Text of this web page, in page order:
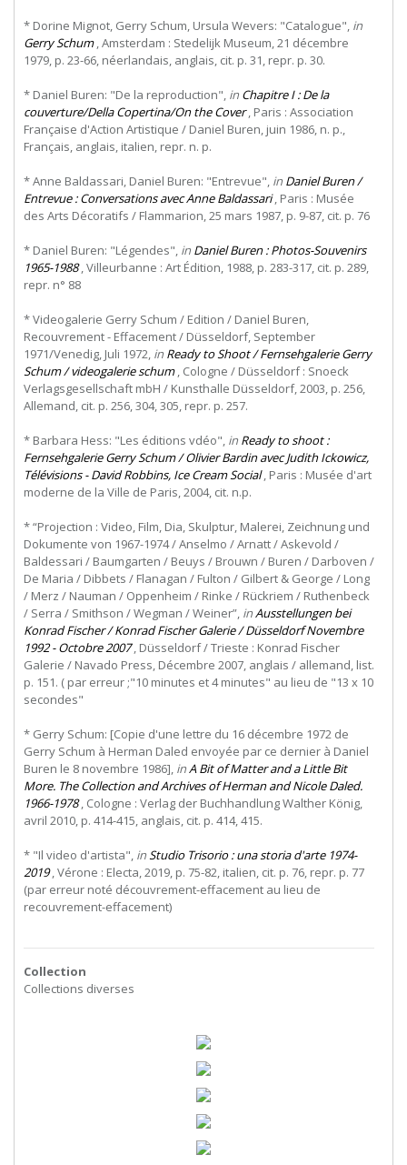
* Dorine Mignot, Gerry Schum, Ursula Wevers: "Catalogue", in
Gerry Schum, Amsterdam : Stedelijk Museum, 21 décembre
1979, p. 23-66, néerlandais, anglais, cit. p. 31, repr. p. 30.
* Daniel Buren: "De la reproduction", in Chapitre I : De la
couverture/Della Copertina/On the Cover, Paris : Association
Française d'Action Artistique / Daniel Buren, juin 1986, n. p.,
Français, anglais, italien, repr. n. p.
* Anne Baldassari, Daniel Buren: "Entrevue", in Daniel Buren /
Entrevue : Conversations avec Anne Baldassari, Paris : Musée
des Arts Décoratifs / Flammarion, 25 mars 1987, p. 9-87, cit. p. 76
* Daniel Buren: "Légendes", in Daniel Buren : Photos-Souvenirs
1965-1988, Villeurbanne : Art Édition, 1988, p. 283-317, cit. p. 289,
repr. n° 88
* Videogalerie Gerry Schum / Edition / Daniel Buren,
Recouvrement - Effacement / Düsseldorf, September
1971/Venedig, Juli 1972, in Ready to Shoot / Fernsehgalerie Gerry
Schum / videogalerie schum, Cologne / Düsseldorf : Snoeck
Verlagsgesellschaft mbH / Kunsthalle Düsseldorf, 2003, p. 256,
Allemand, cit. p. 256, 304, 305, repr. p. 257.
* Barbara Hess: "Les éditions vdéo", in Ready to shoot :
Fernsehgalerie Gerry Schum / Olivier Bardin avec Judith Ickowicz,
Télévisions - David Robbins, Ice Cream Social, Paris : Musée d'art
moderne de la Ville de Paris, 2004, cit. n.p.
* “Projection : Video, Film, Dia, Skulptur, Malerei, Zeichnung und
Dokumente von 1967-1974 / Anselmo / Arnatt / Askevold /
Baldessari / Baumgarten / Beuys / Brouwn / Buren / Darboven /
De Maria / Dibbets / Flanagan / Fulton / Gilbert & George / Long
/ Merz / Nauman / Oppenheim / Rinke / Rückriem / Ruthenbeck
/ Serra / Smithson / Wegman / Weiner”, inAusstellungen bei
Konrad Fischer / Konrad Fischer Galerie / Düsseldorf Novembre
1992 - Octobre 2007, Düsseldorf / Trieste : Konrad Fischer
Galerie / Navado Press, Décembre 2007, anglais / allemand, list.
p. 151. ( par erreur ;"10 minutes et 4 minutes" au lieu de "13 x 10
secondes"
* Gerry Schum: [Copie d'une lettre du 16 décembre 1972 de
Gerry Schum à Herman Daled envoyée par ce dernier à Daniel
Buren le 8 novembre 1986], inA Bit of Matter and a Little Bit
More. The Collection and Archives of Herman and Nicole Daled.
1966-1978, Cologne : Verlag der Buchhandlung Walther König,
avril 2010, p. 414-415, anglais, cit. p. 414, 415.
* "Il video d'artista", inStudio Trisorio : una storia d'arte 1974-
2019, Vérone : Electa, 2019, p. 75-82, italien, cit. p. 76, repr. p. 77
(par erreur noté découvrement-effacement au lieu de
recouvrement-effacement)
Collection
Collections diverses